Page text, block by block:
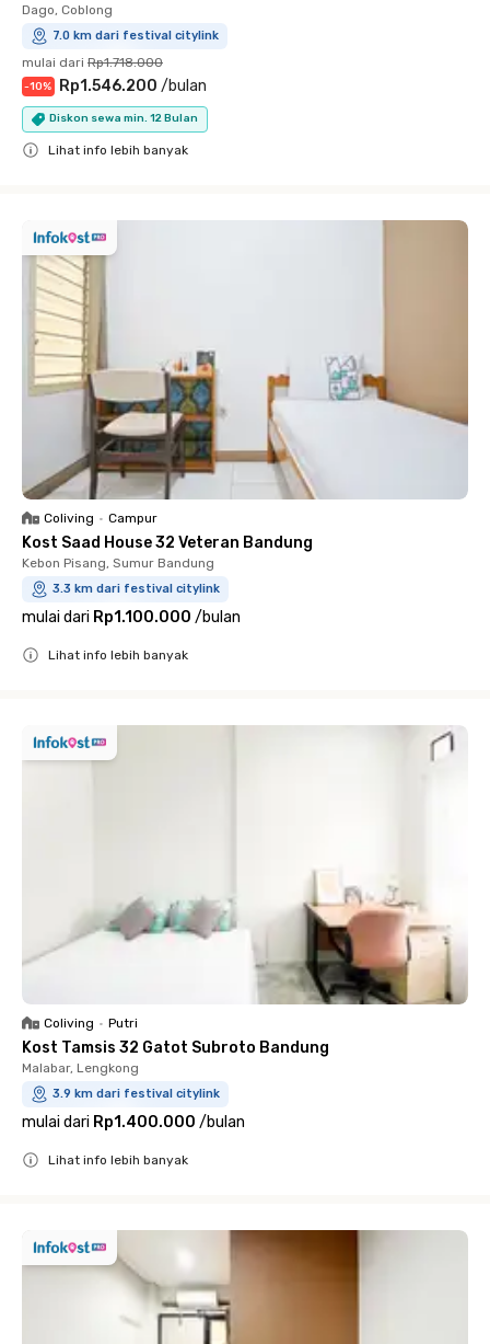
Dago, Coblong
7.0 km dari festival citylink
mulai dari Rp1.718.000
-10% Rp1.546.200 /bulan
Diskon sewa min. 12 Bulan
Lihat info lebih banyak
Coliving • Campur
Kost Saad House 32 Veteran Bandung
Kebon Pisang, Sumur Bandung
3.3 km dari festival citylink
mulai dari Rp1.100.000 /bulan
Lihat info lebih banyak
Coliving • Putri
Kost Tamsis 32 Gatot Subroto Bandung
Malabar, Lengkong
3.9 km dari festival citylink
mulai dari Rp1.400.000 /bulan
Lihat info lebih banyak